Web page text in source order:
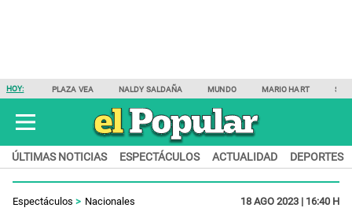
HOY: PLAZA VEA NALDY SALDAÑA MUNDO MARIO HART
ÚLTIMAS NOTICIAS ESPECTÁCULOS ACTUALIDAD DEPORTES
Espectáculos Nacionales 18 AGO 2023 | 16:40 H